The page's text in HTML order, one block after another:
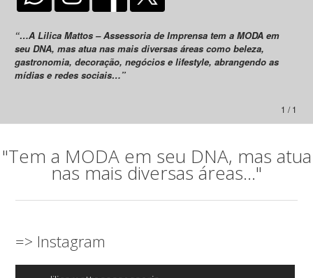
“…A Lilica Mattos – Assessoria de Imprensa tem a MODA em
seu DNA, mas atua nas mais diversas áreas como beleza,
gastronomia, decoração, negócios e lifestyle, abrangendo as
mídias e redes sociais…”
1 / 1
"Tem a MODA em seu DNA, mas atua
nas mais diversas áreas..."
=> Instagram